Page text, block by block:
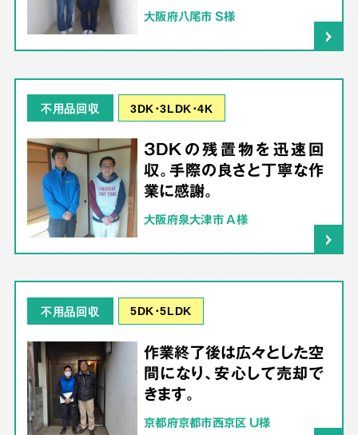
大阪府八尾市 S様
不用品回収 3DK･3LDK･4K
3DKの残置物を迅速回
収。手際の良さと丁寧な作
業に感謝。
大阪府泉大津市 A様
不用品回収 5DK･5LDK
作業終了後は広々とした空
間になり、安心して売却で
きます。
京都府京都市西京区 U様